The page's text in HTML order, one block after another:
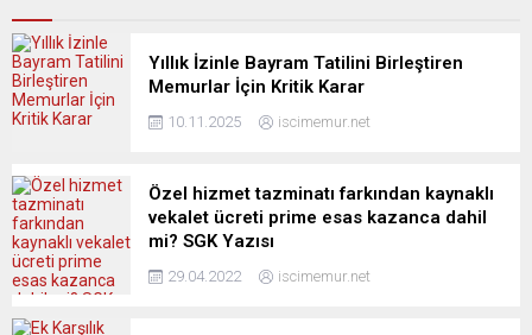
Yıllık İzinle Bayram Tatilini Birleştiren
Memurlar İçin Kritik Karar
10.11.2025 iscimemur.net
Özel hizmet tazminatı farkından kaynaklı
vekalet ücreti prime esas kazanca dahil
mi? SGK Yazısı
29.04.2022 iscimemur.net